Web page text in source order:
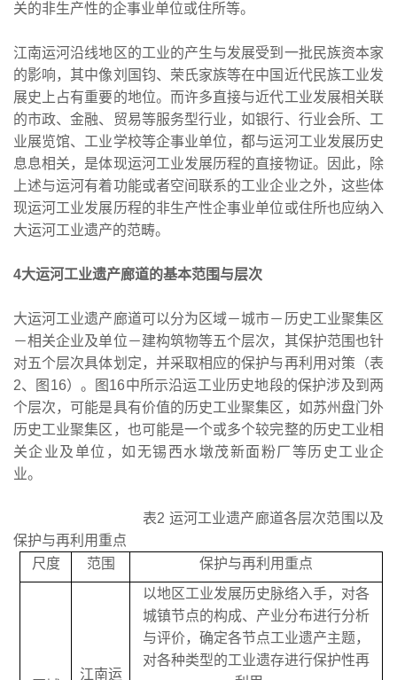
关的非生产性的企事业单位或住所等。
江南运河沿线地区的工业的产生与发展受到一批民族资本家
的影响，其中像刘国钧、荣氏家族等在中国近代民族工业发
展史上占有重要的地位。而许多直接与近代工业发展相关联
的市政、金融、贸易等服务型行业，如银行、行业会所、工
业展览馆、工业学校等企事业单位，都与运河工业发展历史
息息相关，是体现运河工业发展历程的直接物证。因此，除
上述与运河有着功能或者空间联系的工业企业之外，这些体
现运河工业发展历程的非生产性企事业单位或住所也应纳入
大运河工业遗产的范畴。
4大运河工业遗产廊道的基本范围与层次
大运河工业遗产廊道可以分为区域－城市－历史工业聚集区
－相关企业及单位－建构筑物等五个层次，其保护范围也针
对五个层次具体划定，并采取相应的保护与再利用对策（表
2、图16）。图16中所示沿运工业历史地段的保护涉及到两
个层次，可能是具有价值的历史工业聚集区，如苏州盘门外
历史工业聚集区，也可能是一个或多个较完整的历史工业相
关企业及单位，如无锡西水墩茂新面粉厂等历史工业企
业。
表2 运河工业遗产廊道各层次范围以及
保护与再利用重点
尺度
范围 保护与再利用重点
江南运
以地区工业发展历史脉络入手，对各
城镇节点的构成、产业分布进行分析
与评价，确定各节点工业遗产主题，
对各种类型的工业遗存进行保护性再